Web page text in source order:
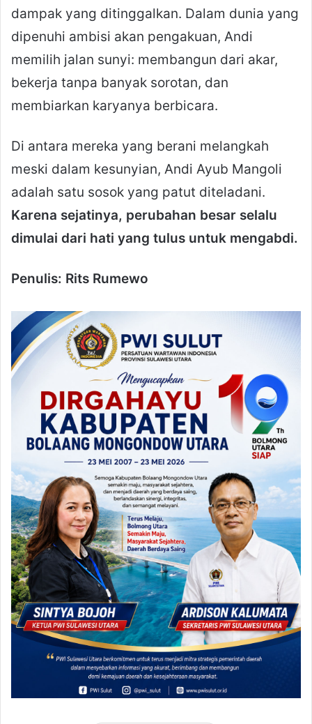
dampak yang ditinggalkan. Dalam dunia yang
dipenuhi ambisi akan pengakuan, Andi
memilih jalan sunyi: membangun dari akar,
bekerja tanpa banyak sorotan, dan
membiarkan karyanya berbicara.
Di antara mereka yang berani melangkah
meski dalam kesunyian, Andi Ayub Mangoli
adalah satu sosok yang patut diteladani.
Karena sejatinya, perubahan besar selalu
dimulai dari hati yang tulus untuk mengabdi.
Penulis: Rits Rumewo